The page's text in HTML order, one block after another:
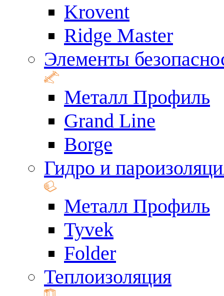
Krovent
Ridge Master
Элементы
Металл Профиль
Grand Line
Borge
Гидро и
Металл Профиль
Tyvek
Folder
Теплоизоляция